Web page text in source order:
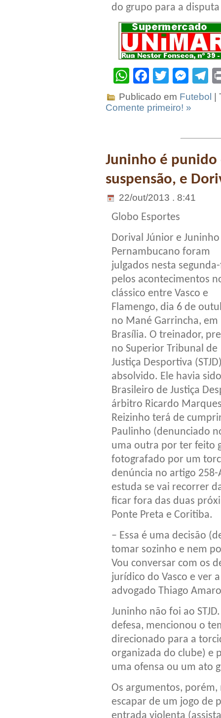
do grupo para a
WhatsApp
Facebook
Twitter
Publicado em Futebol |
Comente primeiro! »
Juninho é punido
suspensão, e
22/out/2013 . 8:41
Globo Esportes
Dorival Júnior e Juninho
Pernambucano foram
julgados nesta
pelos acontecimentos
clássico entre Vasco e
Flamengo, dia 6 de
no Mané Garrincha, em
Brasília. O treinador,
no Superior Tribunal de
Justiça Desportiva
absolvido. Ele havia
Brasileiro de Justiça
árbitro Ricardo
Reizinho terá de
Paulinho (denunciado
uma outra por ter feito
fotografado por um
denúncia no artigo
estuda se vai recorrer
ficar fora das duas
Ponte Preta e Coritiba.
– Essa é uma decisão
tomar sozinho e nem
Vou conversar com os
jurídico do Vasco e ver
advogado Thiago
Juninho não foi ao
defesa, mencionou o
direcionado para a
organizada do clube) e
uma ofensa ou um ato
Os argumentos,
escapar de um jogo de